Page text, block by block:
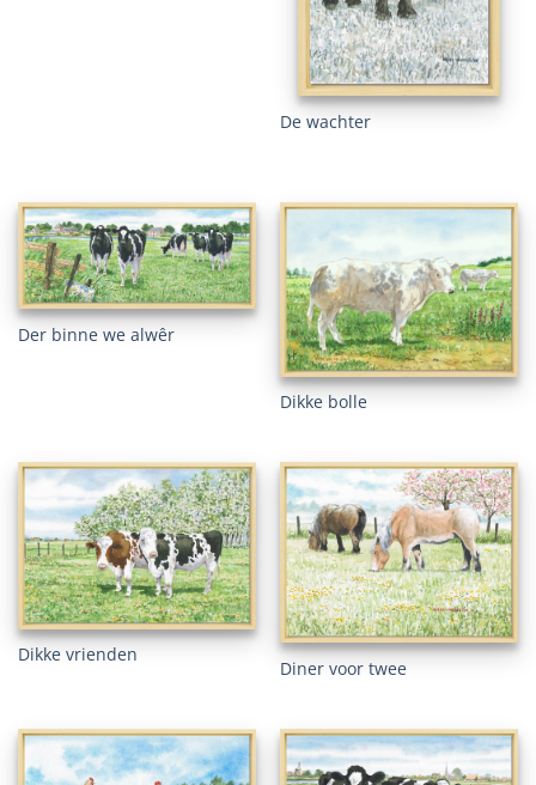
De wachter
Der binne we alwêr
Dikke bolle
Dikke vrienden
Diner voor twee